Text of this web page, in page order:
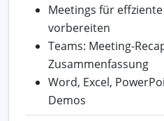
Meetings für
vorbereiten
Teams: Meeting-
Zusammenfassung
Word, Excel,
Demos